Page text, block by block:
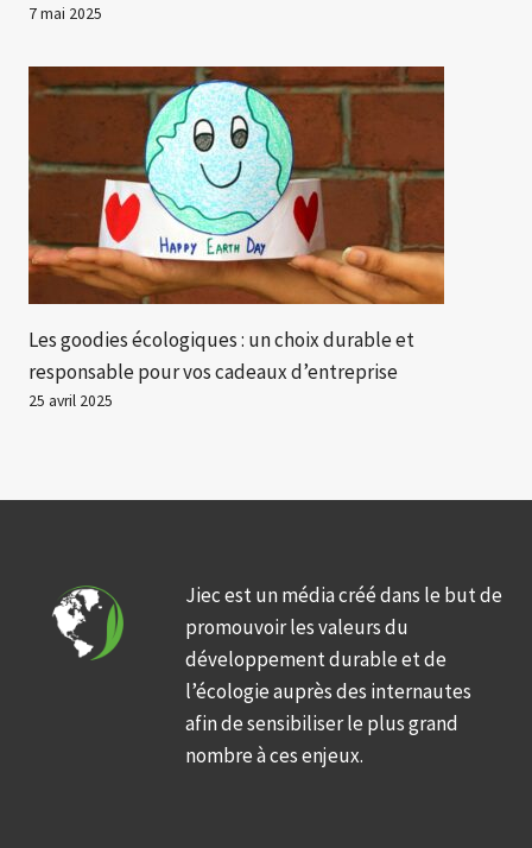
7 mai 2025
Les goodies écologiques : un choix durable et
responsable pour vos cadeaux d’entreprise
25 avril 2025
Jiec est un média créé dans le but de
promouvoir les valeurs du
développement durable et de
l’écologie auprès des internautes
afin de sensibiliser le plus grand
nombre à ces enjeux.